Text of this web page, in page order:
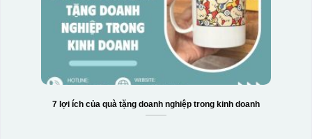
7 lợi ích của quà tặng doanh nghiệp trong kinh doanh